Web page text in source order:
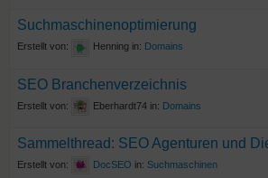
Suchmaschinenoptimierung
Erstellt von: Henning in: Domains
SEO Branchenverzeichnis
Erstellt von: Eberhardt74 in: Domains
Sammelthread: SEO Agenturen und
Erstellt von: DocSEO in: Suchmaschinen